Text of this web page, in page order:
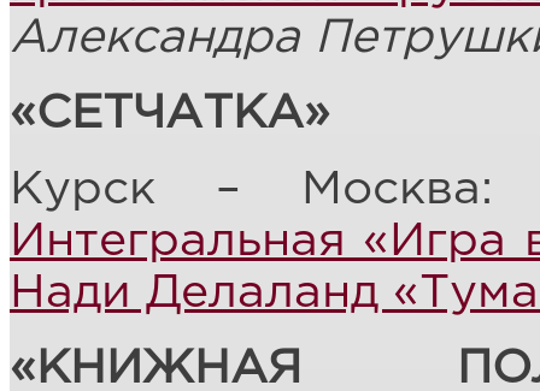
Александра
«СЕТЧАТКА»
Курск – Москва:
Интегральная «Игра
Нади Делаланд
«КНИЖНАЯ